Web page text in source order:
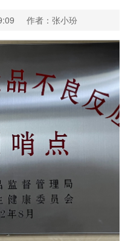
作者：张小玢